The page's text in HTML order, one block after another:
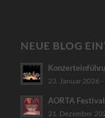
NEUE BLOG
23. Januar 2026 -
AORTA Festival
21. Dezember